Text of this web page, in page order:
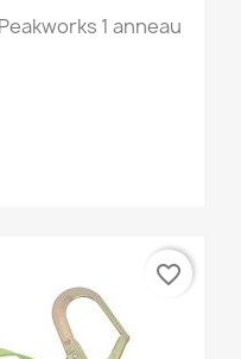
1 anneau
favorite_border